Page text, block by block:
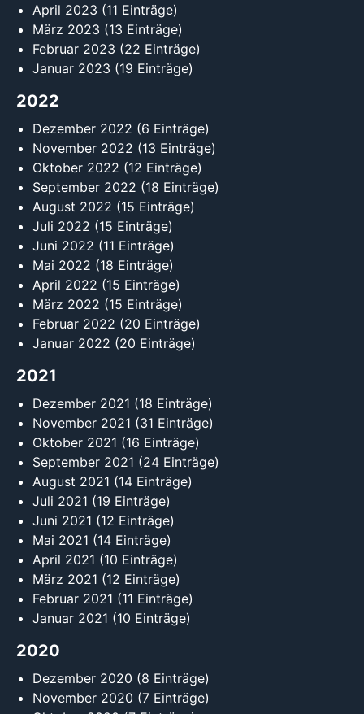
April 2023 (11 Einträge)
März 2023 (13 Einträge)
Februar 2023 (22 Einträge)
Januar 2023 (19 Einträge)
2022
Dezember 2022 (6 Einträge)
November 2022 (13 Einträge)
Oktober 2022 (12 Einträge)
September 2022 (18 Einträge)
August 2022 (15 Einträge)
Juli 2022 (15 Einträge)
Juni 2022 (11 Einträge)
Mai 2022 (18 Einträge)
April 2022 (15 Einträge)
März 2022 (15 Einträge)
Februar 2022 (20 Einträge)
Januar 2022 (20 Einträge)
2021
Dezember 2021 (18 Einträge)
November 2021 (31 Einträge)
Oktober 2021 (16 Einträge)
September 2021 (24 Einträge)
August 2021 (14 Einträge)
Juli 2021 (19 Einträge)
Juni 2021 (12 Einträge)
Mai 2021 (14 Einträge)
April 2021 (10 Einträge)
März 2021 (12 Einträge)
Februar 2021 (11 Einträge)
Januar 2021 (10 Einträge)
2020
Dezember 2020 (8 Einträge)
November 2020 (7 Einträge)